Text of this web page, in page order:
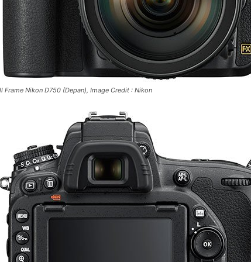
Frame Nikon D750 (Depan), Image Credit : Nikon